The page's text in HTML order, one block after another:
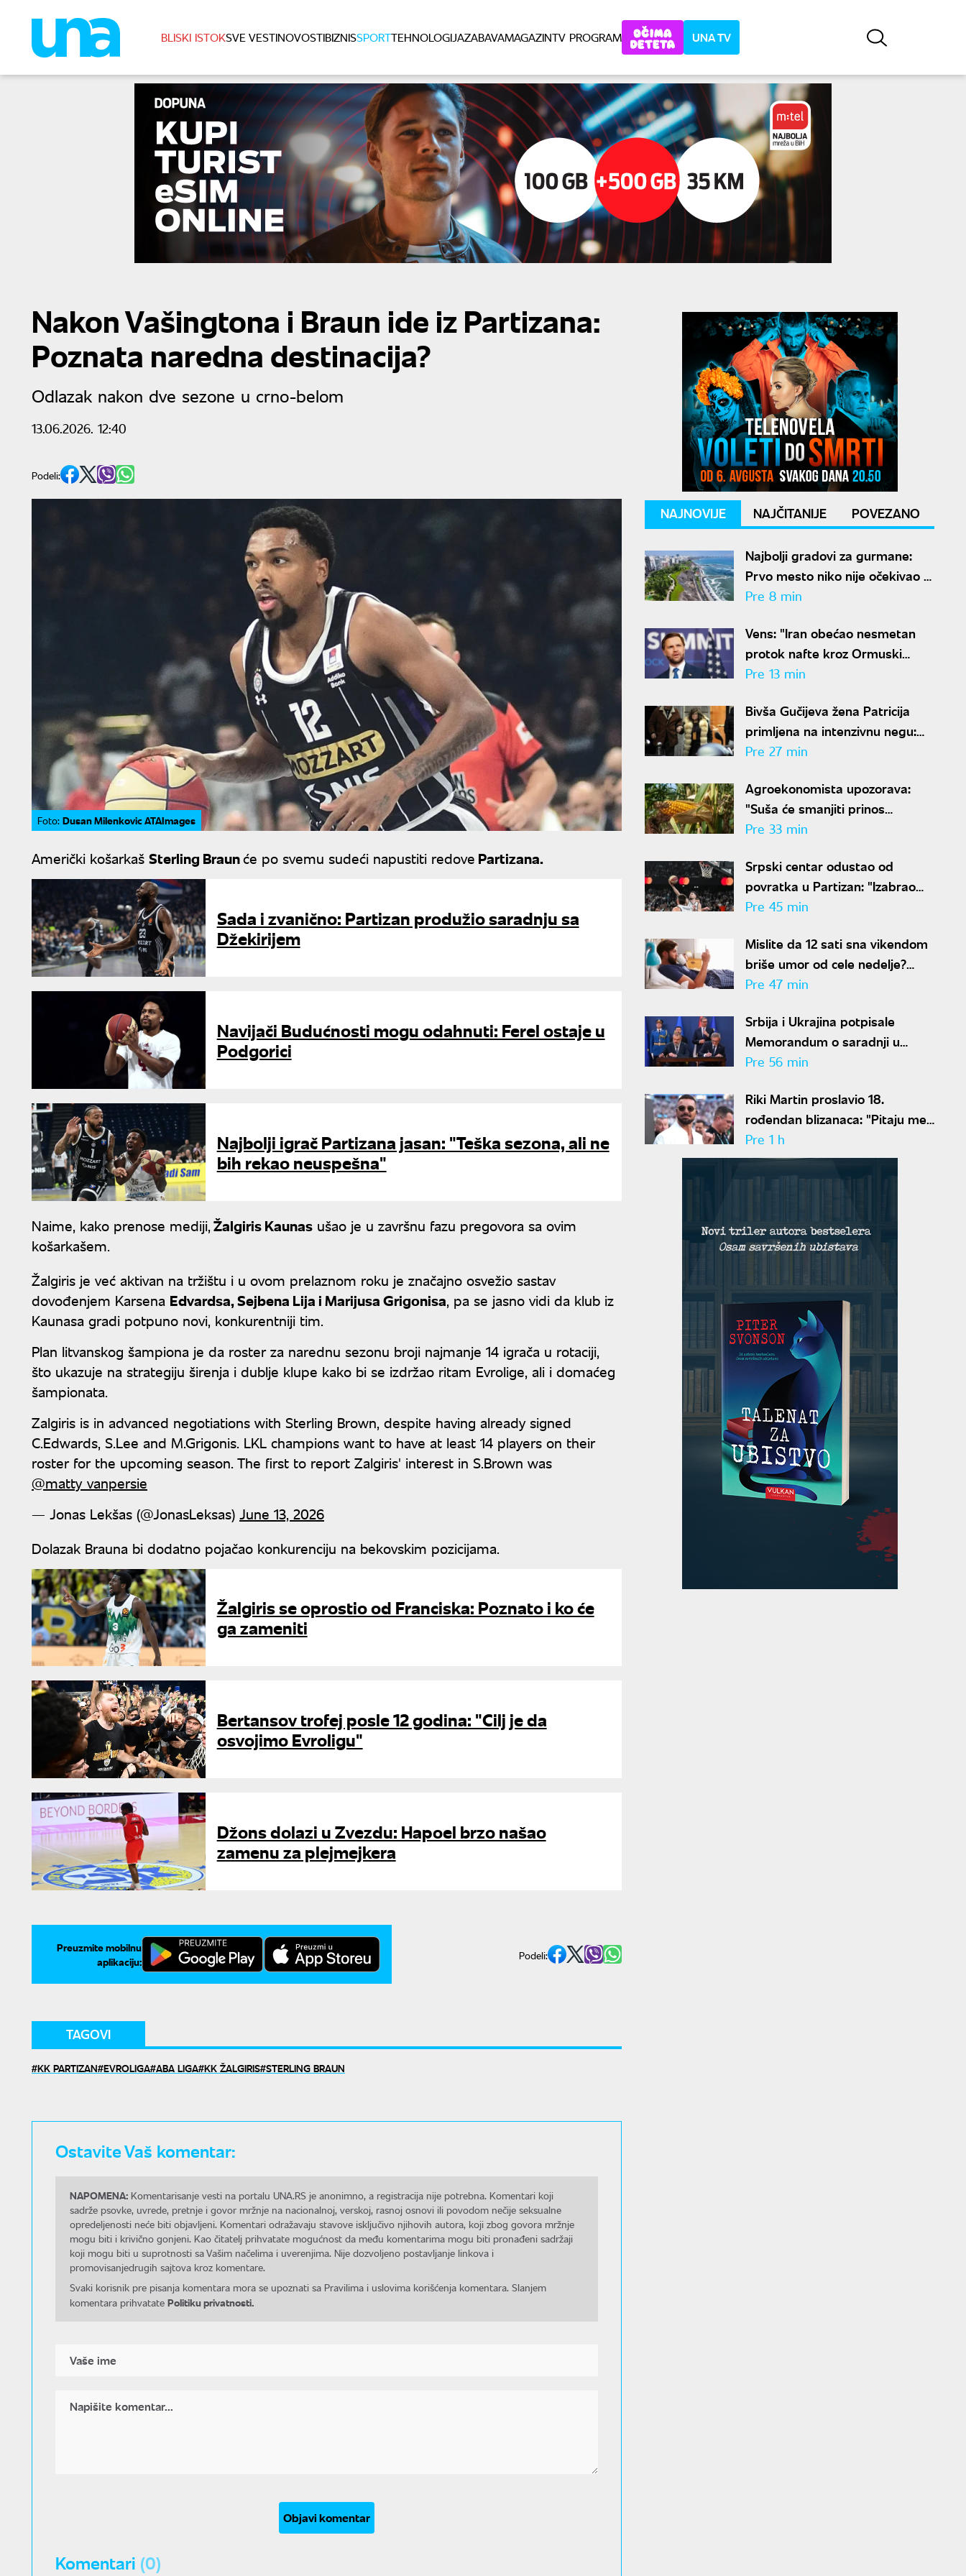
BLISKI ISTOKSVE VESTINOVOSTIBIZNISSPORTTEHNOLOGIJAZABAVAMAGAZINTV PROGRAM UNA TV
Nakon Vašingtona i Braun ide iz Partizana:
Poznata naredna destinacija?
Odlazak nakon dve sezone u crno-belom
13.06.2026. 12:40
Podeli:
Foto: Dusan Milenkovic ATAImages
Američki košarkaš Sterling Braunće po svemu sudeći napustiti redove Partizana.
Sada i zvanično: Partizan produžio saradnju sa
Džekirijem
Navijači Budućnosti mogu odahnuti: Ferel ostaje u
Podgorici
Najbolji igrač Partizana jasan: "Teška sezona, ali ne
bih rekao neuspešna"
Naime, kako prenose mediji,Žalgiris Kaunas ušao je u završnu fazu pregovora sa ovim
košarkašem.
Žalgiris je već aktivan na tržištu i u ovom prelaznom roku je značajno osvežio sastav
dovođenjem Karsena Edvardsa, Sejbena Lija i Marijusa Grigonisa, pa se jasno vidi da klub iz
Kaunasa gradi potpuno novi, konkurentniji tim.
Plan litvanskog šampiona je da roster za narednu sezonu broji najmanje 14 igrača u rotaciji,
što ukazuje na strategiju širenja i dublje klupe kako bi se izdržao ritam Evrolige, ali i domaćeg
šampionata.
Zalgiris is in advanced negotiations with Sterling Brown, despite having already signed
C.Edwards, S.Lee and M.Grigonis. LKL champions want to have at least 14 players on their
roster for the upcoming season. The first to report Zalgiris' interest in S.Brown was
@matty_vanpersie
— Jonas Lekšas (@JonasLeksas) June 13, 2026
Dolazak Brauna bi dodatno pojačao konkurenciju na bekovskim pozicijama.
Žalgiris se oprostio od Franciska: Poznato i ko će
ga zameniti
Bertansov trofej posle 12 godina: "Cilj je da
osvojimo Evroligu"
Džons dolazi u Zvezdu: Hapoel brzo našao
zamenu za plejmejkera
Preuzmite mobilnu
aplikaciju:
Podeli:
TAGOVI
KK PARTIZAN EVROLIGA ABA LIGA KK ŽALGIRIS STERLING BRAUN
Ostavite Vaš komentar:
NAPOMENA: Komentarisanje vesti na portalu UNA.RS je anonimno, a registracija nije potrebna. Komentari koji
sadrže psovke, uvrede, pretnje i govor mržnje na nacionalnoj, verskoj, rasnoj osnovi ili povodom nečije seksualne
opredeljenosti neće biti objavljeni. Komentari odražavaju stavove isključivo njihovih autora, koji zbog govora mržnje
mogu biti i krivično gonjeni. Kao čitatelj prihvatate mogućnost da među komentarima mogu biti pronađeni sadržaji
koji mogu biti u suprotnosti sa Vašim načelima i uverenjima. Nije dozvoljeno postavljanje linkova i
promovisanjedrugih sajtova kroz komentare.
Svaki korisnik pre pisanja komentara mora se upoznati sa Pravilima i uslovima korišćenja komentara. Slanjem
komentara prihvatate Politiku privatnosti.
Objavi komentar
Komentari (0)
NAJNOVIJE NAJČITANIJE POVEZANO
Najbolji gradovi za gurmane:
Prvo mesto niko nije očekivao -
ovde nećete ostati gladni
Pre 8 min
Vens: "Iran obećao nesmetan
protok nafte kroz Ormuski
moreuz"
Pre 13 min
Bivša Gučijeva žena Patricija
primljena na intenzivnu negu:
Zbog ubistva muža 17 godina
Pre 27 min
Agroekonomista upozorava:
"Suša će smanjiti prinos
kukuruza i do 40 odsto,
Pre 33 min
Srpski centar odustao od
povratka u Partizan: "Izabrao
sam Hapoel zbog Obradovića"
Pre 45 min
Mislite da 12 sati sna vikendom
briše umor od cele nedelje?
Stručnjaci imaju loše vesti
Pre 47 min
Srbija i Ukrajina potpisale
Memorandum o saradnji u
oblasti zdravlja životinja i
Pre 56 min
Riki Martin proslavio 18.
rođendan blizanaca: "Pitaju me
zašto imaju dva oca"
Pre 1 h